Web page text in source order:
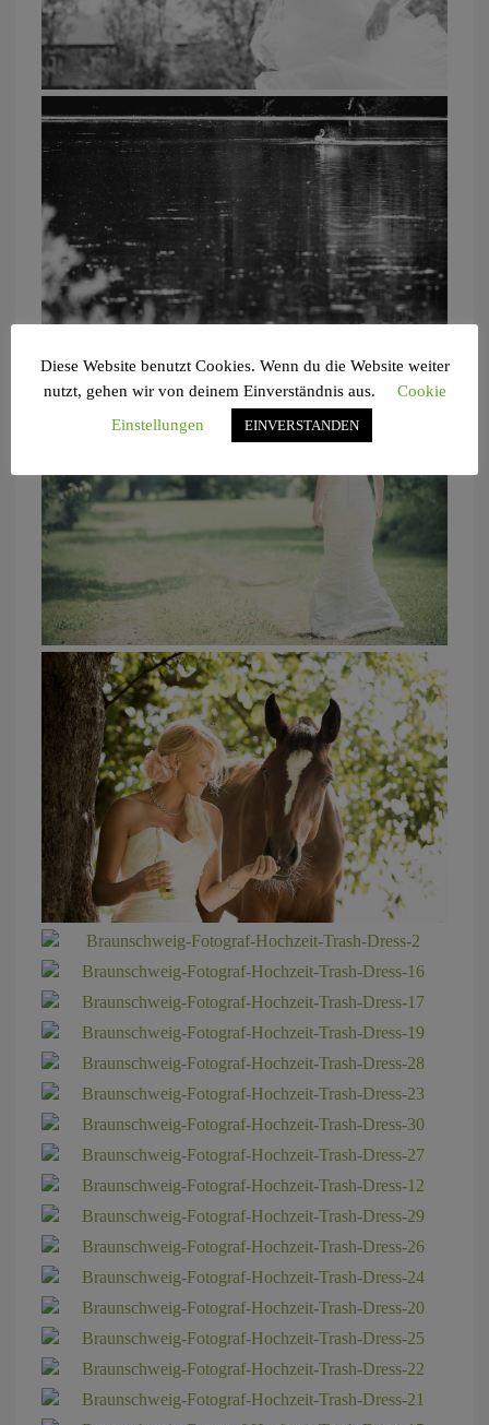
Diese Website benutzt Cookies. Wenn du die Website weiter
nutzt, gehen wir von deinem Einverständnis aus.
Cookie
Einstellungen
EINVERSTANDEN